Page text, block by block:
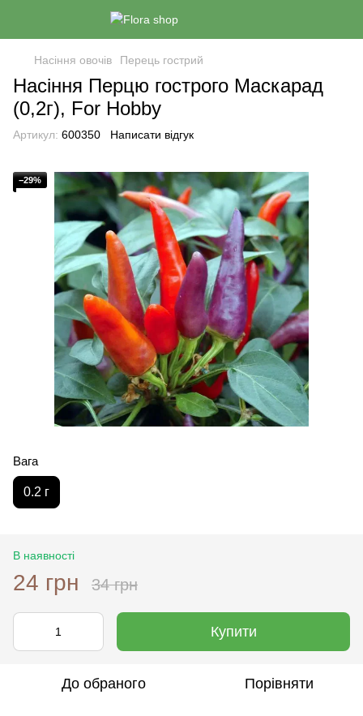
Насіння овочів Перець гострий
Насіння Перцю гострого Маскарад
(0,2г), For Hobby
Артикул: 600350 Написати відгук
−29%
Вага
0.2 г
В наявності
24 грн 34 грн
Купити
До обраного Порівняти